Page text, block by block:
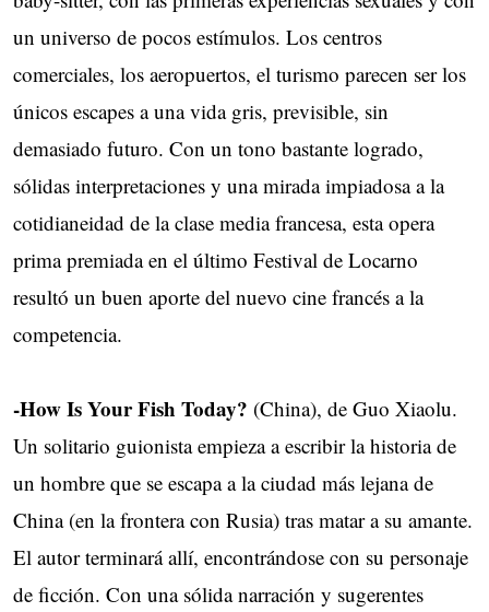
un universo de pocos estímulos. Los centros
comerciales, los aeropuertos, el turismo parecen ser los
únicos escapes a una vida gris, previsible, sin
demasiado futuro. Con un tono bastante logrado,
sólidas interpretaciones y una mirada impiadosa a la
cotidianeidad de la clase media francesa, esta opera
prima premiada en el último Festival de Locarno
resultó un buen aporte del nuevo cine francés a la
competencia.
-How Is Your Fish Today? (China), de Guo Xiaolu.
Un solitario guionista empieza a escribir la historia de
un hombre que se escapa a la ciudad más lejana de
China (en la frontera con Rusia) tras matar a su amante.
El autor terminará allí, encontrándose con su personaje
de ficción. Con una sólida narración y sugerentes